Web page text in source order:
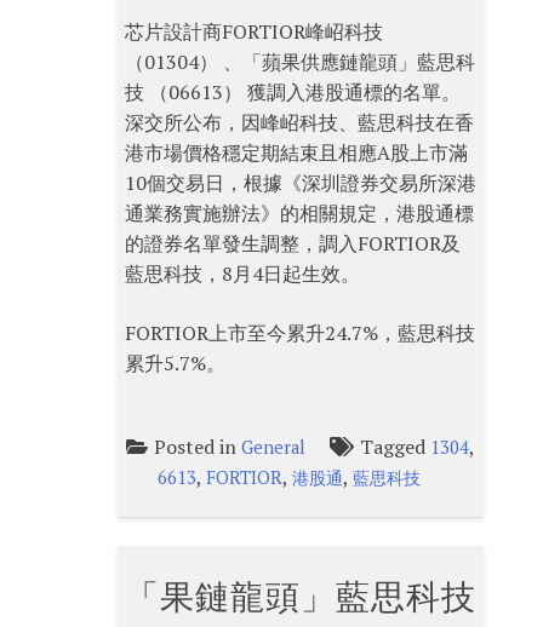
芯片設計商FORTIOR峰岹科技
（01304） 、「蘋果供應鏈龍頭」藍思科
技 （06613） 獲調入港股通標的名單。
深交所公布，因峰岹科技、藍思科技在香
港市場價格穩定期結束且相應A股上市滿
10個交易日，根據《深圳證券交易所深港
通業務實施辦法》的相關規定，港股通標
的證券名單發生調整，調入FORTIOR及
藍思科技，8月4日起生效。
FORTIOR上市至今累升24.7%，藍思科技
累升5.7%。
Posted inGeneral Tagged 1304,
6613, FORTIOR, 港股通, 藍思科技
「果鏈龍頭」藍思科技